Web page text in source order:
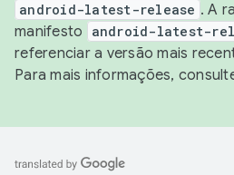
android-latest-release . A
manifesto
android-latest-
referenciar a versão mais
Para mais informações,